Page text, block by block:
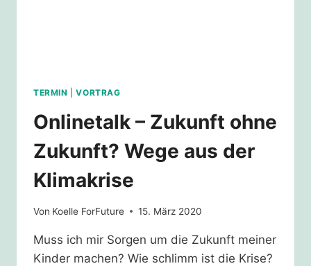
TERMIN |VORTRAG
Onlinetalk – Zukunft ohne
Zukunft? Wege aus der
Klimakrise
Von Koelle ForFuture 15. März 2020
Muss ich mir Sorgen um die Zukunft meiner
Kinder machen? Wie schlimm ist die Krise?